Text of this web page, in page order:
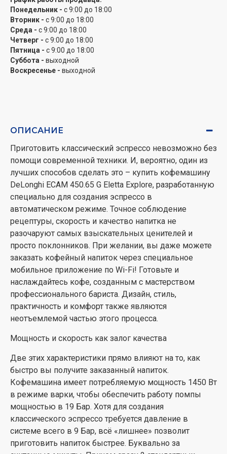
Кофе для себя и компании
Естественно, не обязательно наслаждаться эспрессо
в одиночестве! Ваша кофемашина с легкостью
обеспечит быстрое приготовление кофе для
нескольких человек по разным рецептам. Просто
выбирайте нужный через удобное меню на панели
для варки мелятся непосредственно перед подачей
возможностью регулировки степени помола),
имеется емкость для хранения зерен (до 300 г). Запас
воды в контейнере составляет 1,8 литра, чего хватает
действительно надолго.
Молочные коктейли на любой вкус
Да, вы можете приготовить и классические
молочные коктейли на основе эспрессо с
добавлением молока, взбитого в пенку. Лате,
капучино, макиято доступны точно так же через
меню. Нужно только подключить автоматический
капучинатор. Плотность пенки задается при помощи
механического поворотного переключателя. Кроме
того, именно для данной системы предусмотрен и
отдельный контейнер для приготовления холодных
молочных коктейлей, что является уникальной
аналогичных моделей бренда.
Понедельник - с 9:00 до 18:00
Вторник - с 9:00 до 18:00
Среда - с 9:00 до 18:00
Четверг - с 9:00 до 18:00
Пятница - с 9:00 до 18:00
Суббота - выходной
Воскресенье - выходной
ОПИСАНИЕ
Приготовить классический эспрессо невозможно без
помощи современной техники. И, вероятно, один из
лучших способов сделать это – купить кофемашину
DeLonghi ECAM 450.65 G Eletta Explore, разработанную
специально для создания эспрессо в
автоматическом режиме. Точное соблюдение
рецептуры, скорость и качество напитка не
разочаруют самых взыскательных ценителей и
просто поклонников. При желании, вы даже можете
заказать кофейный напиток через специальное
мобильное приложение по Wi-Fi! Готовьте и
наслаждайтесь кофе, созданным с мастерством
профессионального бариста. Дизайн, стиль,
практичность и комфорт также являются
неотъемлемой частью этого процесса.
Мощность и скорость как залог качества
Две этих характеристики прямо влияют на то, как
быстро вы получите заказанный напиток.
Кофемашина имеет потребляемую мощность 1450 Вт
в режиме варки, чтобы обеспечить работу помпы
мощностью в 19 Бар. Хотя для создания
классического эспрессо требуется давление в
системе всего в 9 Бар, всё «лишнее» позволит
приготовить напиток быстрее. Буквально за